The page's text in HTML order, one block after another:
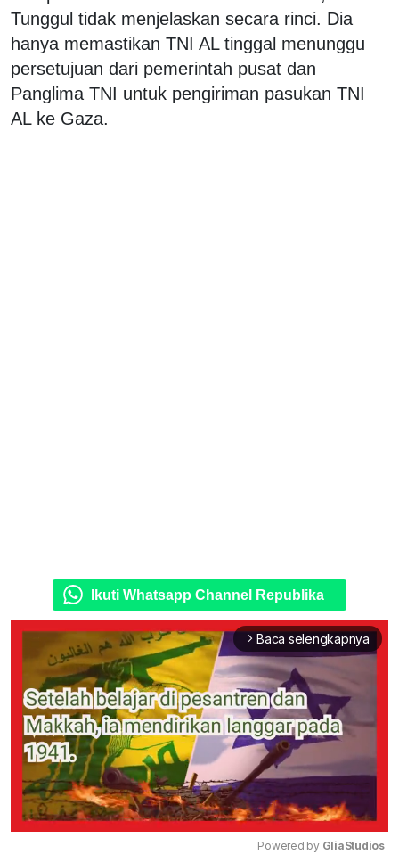
Tunggul tidak menjelaskan secara rinci. Dia
hanya memastikan TNI AL tinggal menunggu
persetujuan dari pemerintah pusat dan
Panglima TNI untuk pengiriman pasukan TNI
AL ke Gaza.
Ikuti Whatsapp Channel Republika
arrow_forward_ios Baca selengkapnya
Powered by GliaStudios